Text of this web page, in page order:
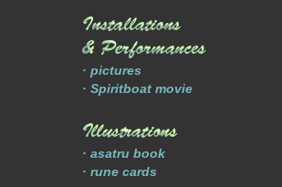
· pictures
· Spiritboat movie
· asatru book
· rune cards